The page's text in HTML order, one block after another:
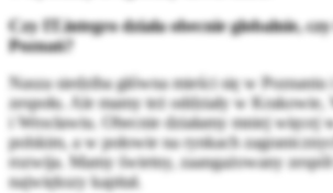
Czy IT.integro działa obecnie globalnie,
Poznań?
Nasza siedziba główna mieści się w
zespołu. Ale mamy też oddziały w Krakowie,
i Wrocławiu. Obecnie działamy mniej więcej
polskim, a w połowie na rynkach
rozwija. Mamy świetny, zaangażowany
największy kapitał.